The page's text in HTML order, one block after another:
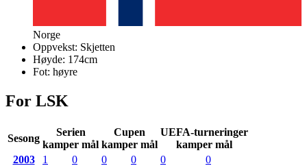
Norge
Oppvekst: Skjetten
Høyde: 174cm
Fot: høyre
For LSK
Sesong
Serien
kamper mål
Cupen
kamper mål
UEFA-turneringer
kamper mål
2003
1 0 0 0 0
0